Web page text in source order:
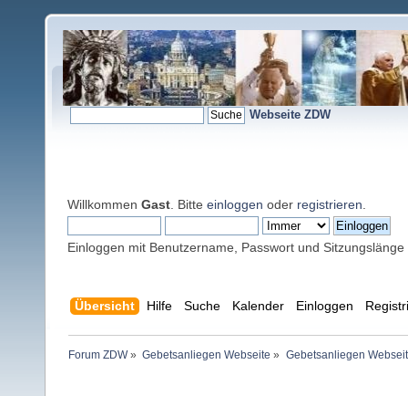
Webseite ZDW
Willkommen Gast . Bitte einloggen oder registrieren
Einloggen mit Benutzername, Passwort und Sitzungslänge
Übersicht Hilfe Suche Kalender Einloggen
Forum ZDW» Gebetsanliegen Webseite » Gebetsanliegen